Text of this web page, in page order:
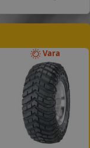
Vara